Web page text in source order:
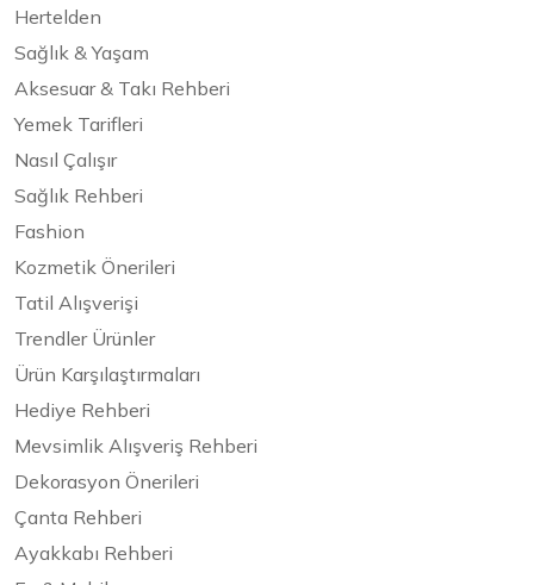
Hertelden
Sağlık & Yaşam
Aksesuar & Takı Rehberi
Yemek Tarifleri
Nasıl Çalışır
Sağlık Rehberi
Fashion
Kozmetik Önerileri
Tatil Alışverişi
Trendler Ürünler
Ürün Karşılaştırmaları
Hediye Rehberi
Mevsimlik Alışveriş Rehberi
Dekorasyon Önerileri
Çanta Rehberi
Ayakkabı Rehberi